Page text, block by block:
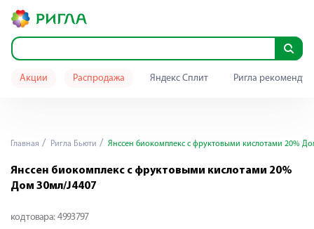
Акции Распродажа Яндекс Сплит Ригла
Главная Ригла Бьюти Янссен биокомплекс с фруктовыми кислотами 20%
Янссен биокомплекс с фруктовыми кислотами 20%
Дом 30мл/J4407
код товара: 4993797